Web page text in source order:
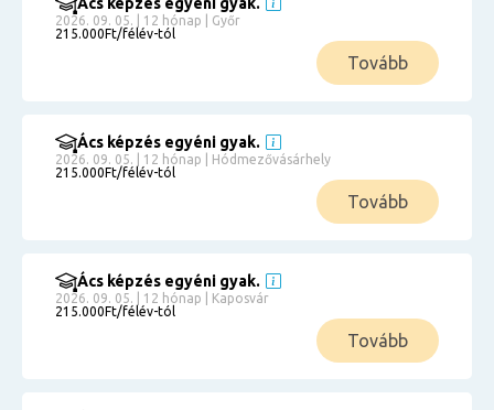
2026. 09. 05. | 12 hónap | Győr
215.000Ft/félév-tól
Tovább
Ács képzés egyéni gyak.
2026. 09. 05. | 12 hónap | Hódmezővásárhely
215.000Ft/félév-tól
Tovább
Ács képzés egyéni gyak.
2026. 09. 05. | 12 hónap | Kaposvár
215.000Ft/félév-tól
Tovább